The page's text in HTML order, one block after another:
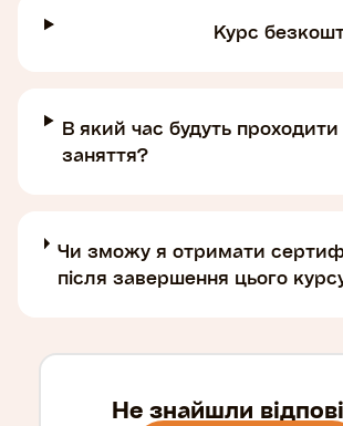
Курс
В який час будуть проходити
заняття?
Чи зможу я отримати
після завершення цього
Не знайшли